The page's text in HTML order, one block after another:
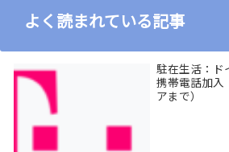
よく読まれている記事
駐在生活：ド
携帯電話加入
アまで）